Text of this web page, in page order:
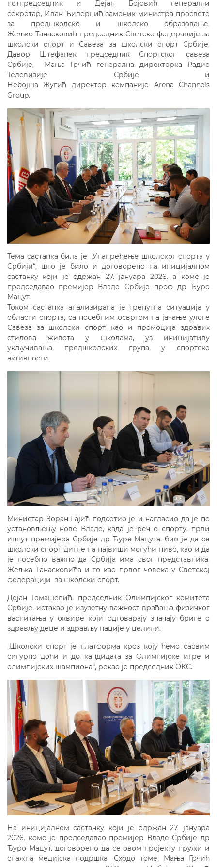
потпредседник и Дејан Бојовић генерални
секретар, Иван Ћилерџић заменик министра просвете
за предшколско и школско образовање,
Жељко Танасковић председник Светске федерације за
школски спорт и Савеза за школски спорт Србије,
Давор Штефанек председник Спортског савеза
Србије, Мања Грчић генерална директорка Радио
Телевизије Србије и
Небојша Жугић директор компаније Arena Channels
Group.
Тема састанка била је „Унапређење школског спорта у
Србији“, што је било и договорено на иницијалном
састанку који је одржан 27. јануара 2026. а коме је
председавао премијер Владе Србије проф др Ђуро
Мацут.
Током састанка анализирана је тренутна ситуација у
области спорта, са посебним освртом на јачање улоге
Савеза за школски спорт, као и промоција здравих
стилова живота у школама, уз иницијативу
укључивања предшколских група у спортске
активности.
Министар Зоран Гајић подсетио је и нагласио да је по
установљењу нове Владе, када је реч о спорту, први
инпут премијера Србије др Ђуре Мацута, био је да се
школски спорт дигне на највиши могући ниво, као и да
је посебно важно да Србија има свог представника,
Жељка Танасковића и то као првог човека у Светској
федерацији за школски спорт.
Дејан Томашевић, председник Олимпијског комитета
Србије, истакао је изузетну важност враћања физичког
васпитања у оквире који одговарају значају бриге о
здрављу деце и здрављу нације у целини.
„Школски спорт је платформа кроз коју ћемо сасвим
сигурно доћи и до кандидата за Олимпијске игре и
олимпијских шампиона“, рекао је председник ОКС.
На иницијалном састанку који је одржан 27. јануара
2026. коме је председавао премијер Владе Србије др
Ђуро Мацут, договорено да се овом пројекту пружи и
снажна медијска подршка. Сходо томе, Мања Грчић